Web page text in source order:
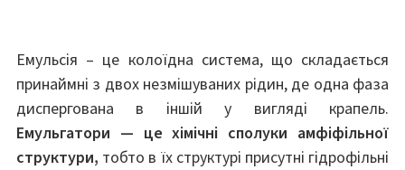
Емульсія – це колоїдна система, що складається
принаймні з двох незмішуваних рідин, де одна фаза
диспергована в іншій у вигляді крапель.
Емульгатори — це хімічні сполуки амфіфільної
структури, тобто в їх структурі присутні гідрофільні